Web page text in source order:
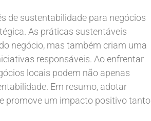
de sustentabilidade para negócios
As práticas sustentáveis
negócio, mas também criam uma
responsáveis. Ao enfrentar
locais podem não apenas
Em resumo, adotar
promove um impacto positivo tanto